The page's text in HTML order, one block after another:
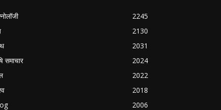
2245
2130
2031
समाचार
2024
2022
2018
2006